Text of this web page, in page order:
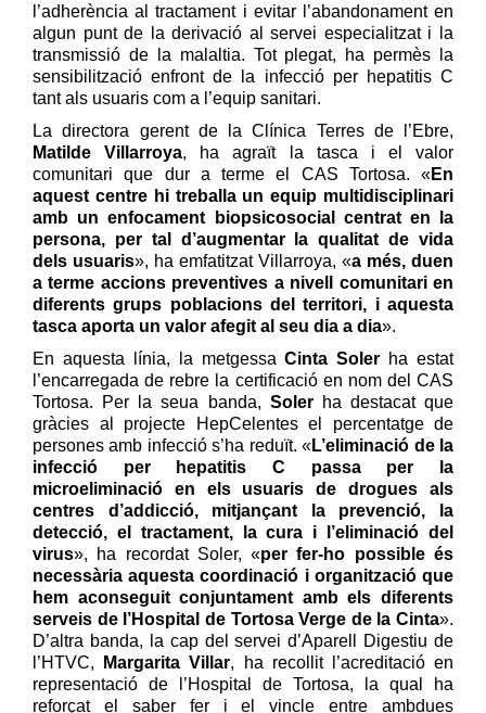
l’adherència al tractament i evitar l’abandonament en
algun punt de la derivació al servei especialitzat i la
transmissió de la malaltia. Tot plegat, ha permès la
sensibilització enfront de la infecció per hepatitis C
tant als usuaris com a l’equip sanitari.
La directora gerent de la Clínica Terres de l’Ebre,
Matilde Villarroya, ha agraït la tasca i el valor
comunitari que dur a terme el CAS Tortosa. «En
aquest centre hi treballa un equip multidisciplinari
amb un enfocament biopsicosocial centrat en la
persona, per tal d’augmentar la qualitat de vida
de ls usuaris», ha emfatitzat Villarroya, «a més, duen
a terme accions preventives a nivell comunitari en
diferents grups poblacions del territori, i aquesta
tasca aporta un valor afegit al seu dia a dia».
En aquesta línia, la metgessaCinta Soler ha estat
l’encarregada de rebre la certificació en nom del CAS
Tortosa. Per la seua banda, Solerha destacat que
gràcies al projecte HepCelentes el percentatge de
persones amb infecció s’ha reduït. «L’eliminació de la
infecció per
hepatitis C passa per la
microeliminació en els usuaris de drogues als
centres d’addicció, mitjançant la prevenció, la
detecció, el tractament, la cura i l’eliminació del
virus», ha recordat Soler, «per fer-ho possible és
necessària aquesta coordinació i organització que
hem aconseguit conjuntament amb els diferents
serveis de l’Hospital de Tortosa Verge de la Cinta».
D’altra banda, la cap del servei d’Aparell Digestiu de
l’HTVC,
Margarita Villar, ha recollit l’acreditació en
representació de l’Hospital de Tortosa, la qual ha
reforçat el saber fer i el vincle entre ambdues